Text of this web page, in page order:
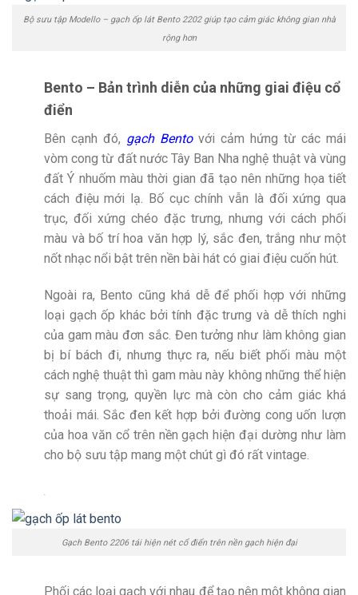
Bộ sưu tập Modello – gạch ốp lát Bento 2202 giúp tạo cảm giác không gian nhà
rộng hơn
Bento – Bản trình diễn của những giai điệu cổ
điển
Bên cạnh đó, gạch Bentovới cảm hứng từ các mái
vòm cong từ đất nước Tây Ban Nha nghệ thuật và vùng
đất Ý nhuốm màu thời gian đã tạo nên những họa tiết
cách điệu mới lạ. Bố cục chính vẫn là đối xứng qua
trục, đối xứng chéo đặc trưng, nhưng với cách phối
màu và bố trí hoa văn hợp lý, sắc đen, trắng như một
nốt nhạc nổi bật trên nền bài hát có giai điệu cuốn hút.
Ngoài ra, Bento cũng khá dễ để phối hợp với những
loại gạch ốp khác bởi tính đặc trưng và dễ thích nghi
của gam màu đơn sắc. Đen tưởng như làm không gian
bị bí bách đi, nhưng thực ra, nếu biết phối màu một
cách nghệ thuật thì gam màu này không những thể hiện
sự sang trọng, quyền lực mà còn cho cảm giác khá
thoải mái. Sắc đen kết hợp bởi đường cong uốn lượn
của hoa văn cổ trên nền gạch hiện đại dường như làm
cho bộ sưu tập mang một chút gì đó rất vintage.
.
Gạch Bento 2206 tái hiện nét cổ điển trên nền gạch hiện đại
Phối các loại gạch với nhau để tạo nên một không gian